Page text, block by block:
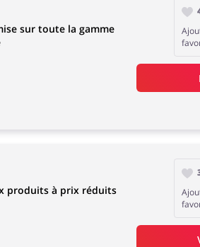
sur toute la gamme
produits à prix réduits